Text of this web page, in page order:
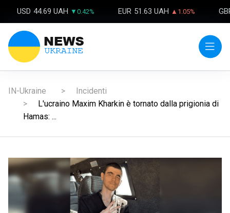
USD 44.69 UAH ▼0.42% EUR 51.63 UAH ▲1.05%
IN-Ukraine
Incidenti
L'ucraino Maxim Kharkin è tornato dalla prigionia di
Hamas: ...